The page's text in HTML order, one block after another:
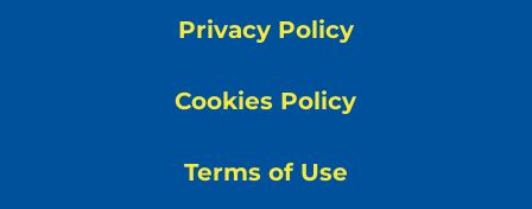
Privacy Policy
Cookies Policy
Terms of Use